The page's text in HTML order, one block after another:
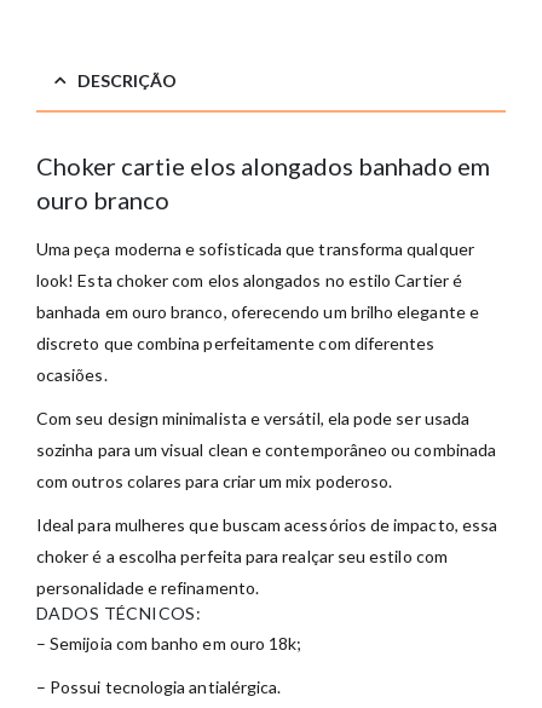
DESCRIÇÃO
Choker cartie elos alongados banhado em
ouro branco
Uma peça moderna e sofisticada que transforma qualquer
look! Esta choker com elos alongados no estilo Cartier é
banhada em ouro branco, oferecendo um brilho elegante e
discreto que combina perfeitamente com diferentes
ocasiões.
Com seu design minimalista e versátil, ela pode ser usada
sozinha para um visual clean e contemporâneo ou combinada
com outros colares para criar um mix poderoso.
Ideal para mulheres que buscam acessórios de impacto, essa
choker é a escolha perfeita para realçar seu estilo com
personalidade e refinamento.
DADOS TÉCNICOS:
– Semijoia com banho em ouro 18k;
– Possui tecnologia antialérgica.